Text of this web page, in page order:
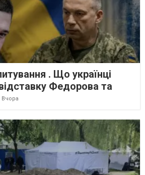
. Що українці
Федорова та
Вчора